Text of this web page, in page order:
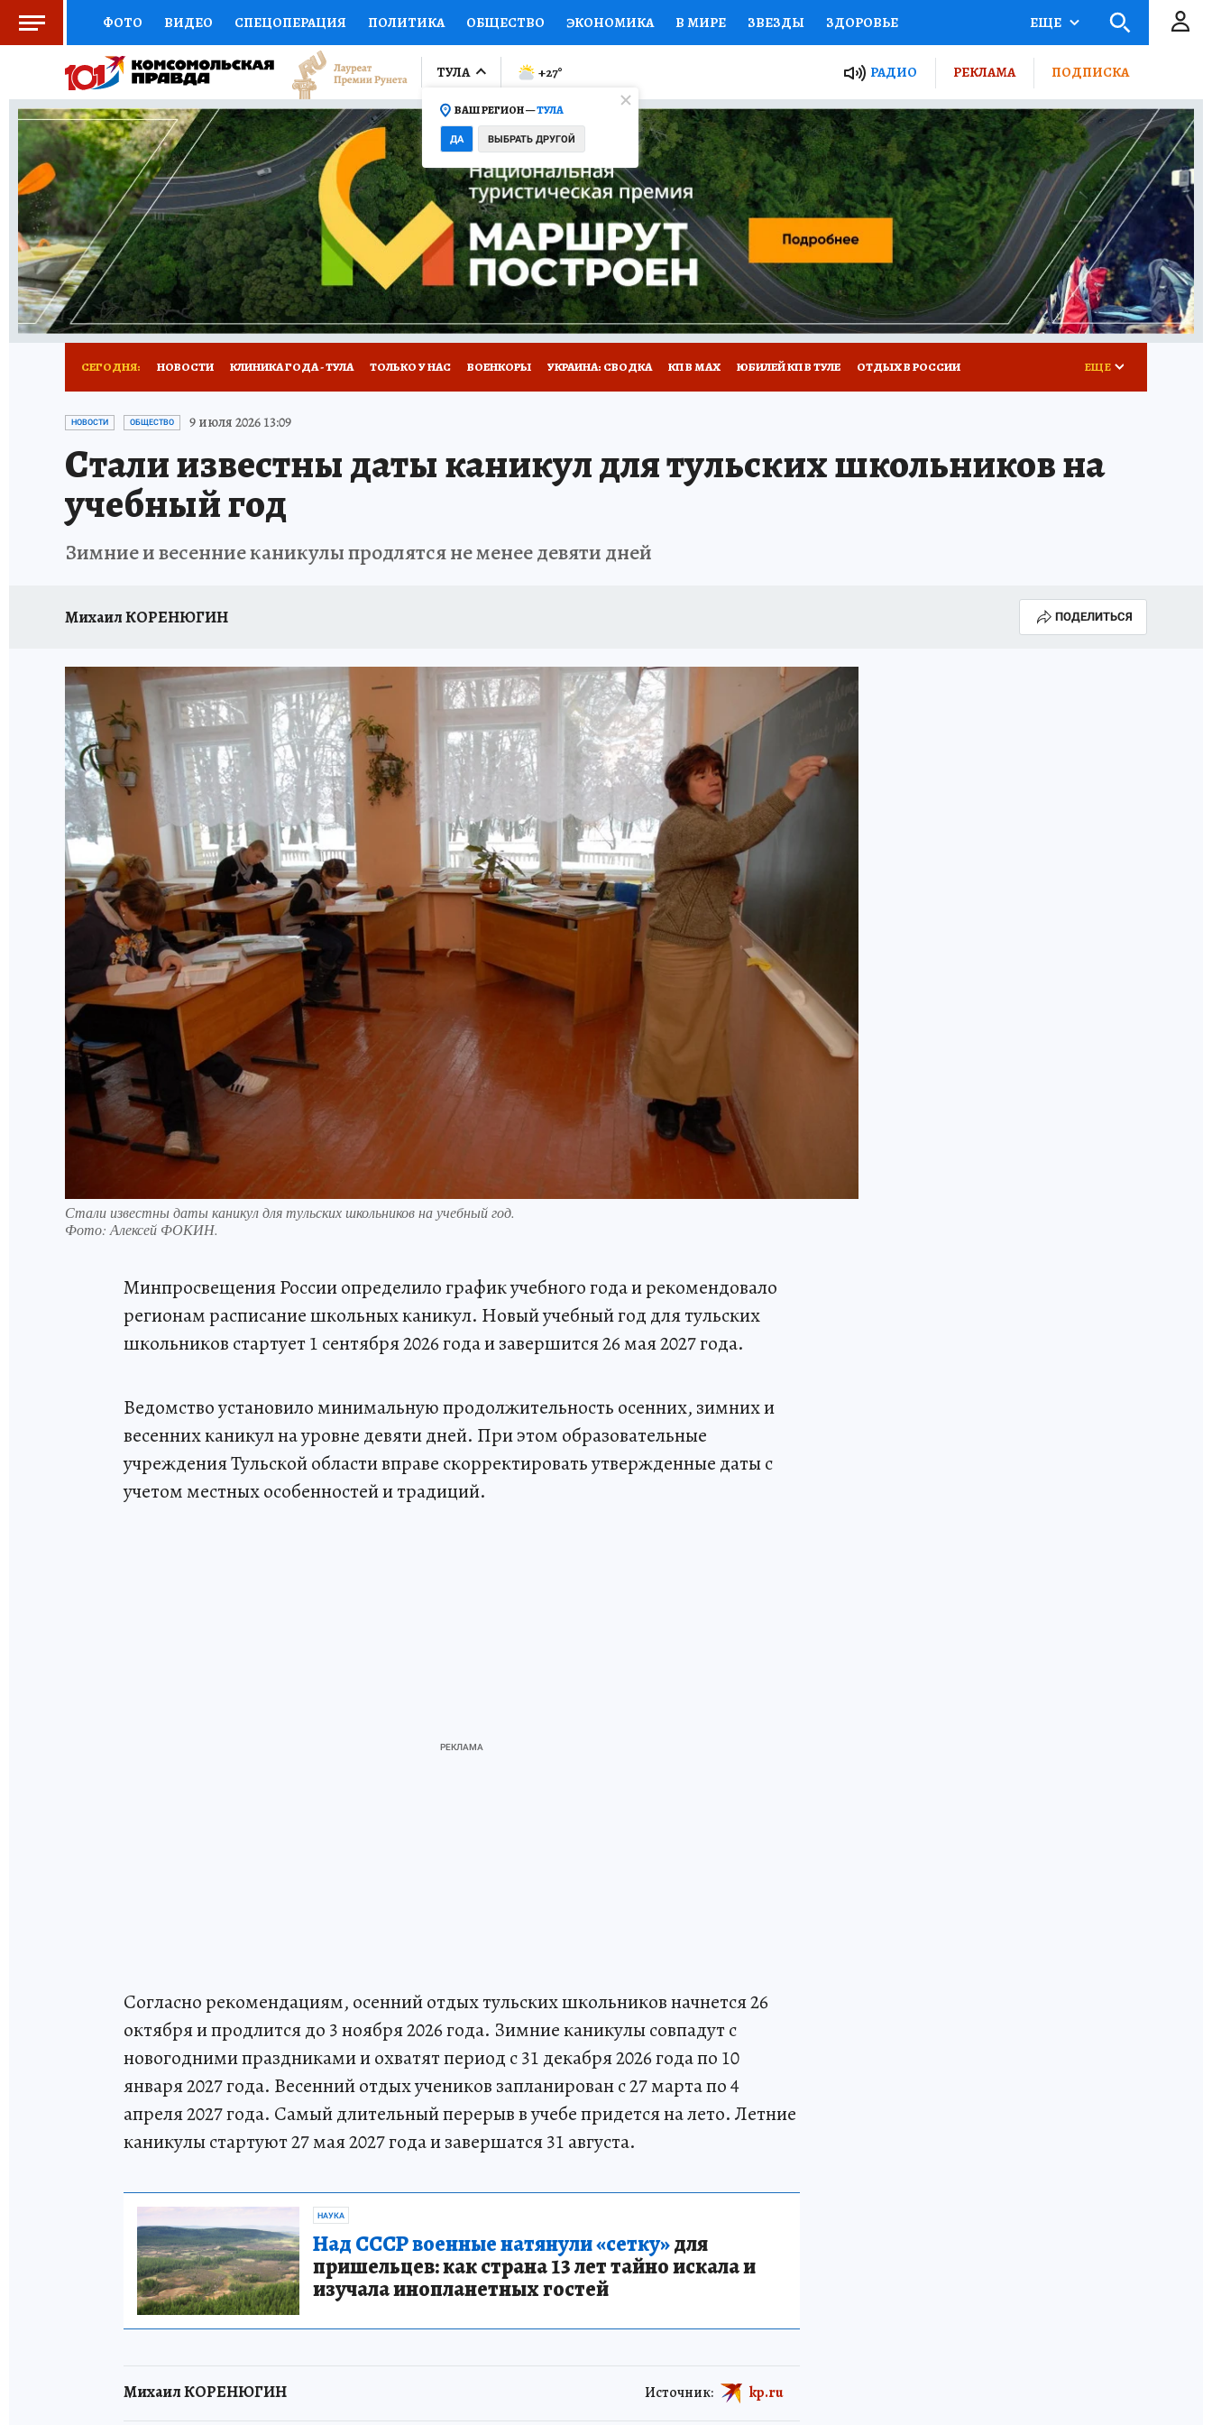
ФОТО ВИДЕО СПЕЦОПЕРАЦИЯ ПОЛИТИКА ОБЩЕСТВО ЭКОНОМИКА В МИРЕ ЗВЕЗДЫ ЗДОРОВЬЕ
СОЦПОДДЕРЖКА НАУКА СПОРТ КОЛУМНИСТЫ ПРОИСШЕСТВИЯ НАЦИОНАЛЬНЫЕ ПРОЕКТЫ РОССИИ
ВЫБОР ЭКСПЕРТОВ ДОКТОР ФИНАНСЫ ОТКРЫВАЕМ МИР СЕМЬЯ ЖЕНСКИЕ СЕКРЕТЫ ПУТЕВОДИТЕЛЬ
КНИЖНАЯ ПОЛКА ПРОГНОЗЫ НА СПОРТ ПРОМОКОДЫ СЕРИАЛЫ СПЕЦПРОЕКТЫ ДЕФИЦИТ ЖЕЛЕЗА ТУРИЗМ
ПРЕСС-ЦЕНТР НЕДВИЖИМОСТЬ ТЕЛЕВИЗОР КОЛЛЕКЦИИ КОНКУРСЫ РАБОТА У НАС ГИД ПОТРЕБИТЕЛЯ ВСЕ О КП
РАДИО КП РЕКЛАМА ТЕСТЫ НОВОЕ НА САЙТЕ
ЕЩЕ
ТУЛА
ВАШ РЕГИОН —ТУЛА
ДА ВЫБРАТЬ ДРУГОЙ
+27° РАДИО РЕКЛАМА ПОДПИСКА
СЕГОДНЯ: НОВОСТИ КЛИНИКА ГОДА - ТУЛА ТОЛЬКО У НАС ВОЕНКОРЫ УКРАИНА: СВОДКА КП В МАХ ЮБИЛЕЙ КП В ТУЛЕ ОТДЫХ В РОССИИ
ЗАПОВЕДНАЯ РОССИЯ
ЕЩЕ
НОВОСТИ ОБЩЕСТВО 9 июля 2026 13:09
Стали известны даты каникул для тульских школьников на
учебный год
Зимние и весенние каникулы продлятся не менее девяти дней
Михаил КОРЕНЮГИН ПОДЕЛИТЬСЯ
Стали известны даты каникул для тульских школьников на учебный год.
Фото:Алексей ФОКИН.
Минпросвещения России определило график учебного года и рекомендовало
регионам расписание школьных каникул. Новый учебный год для тульских
школьников стартует 1 сентября 2026 года и завершится 26 мая 2027 года.
Ведомство установило минимальную продолжительность осенних, зимних и
весенних каникул на уровне девяти дней. При этом образовательные
учреждения Тульской области вправе скорректировать утвержденные даты с
учетом местных особенностей и традиций.
Согласно рекомендациям, осенний отдых тульских школьников начнется 26
октября и продлится до 3 ноября 2026 года. Зимние каникулы совпадут с
новогодними праздниками и охватят период с 31 декабря 2026 года по 10
января 2027 года. Весенний отдых учеников запланирован с 27 марта по 4
апреля 2027 года. Самый длительный перерыв в учебе придется на лето. Летние
каникулы стартуют 27 мая 2027 года и завершатся 31 августа.
НАУКА
Над СССР военные натянули «сетку»для
пришельцев: как страна 13 лет тайно искала и
изучала инопланетных гостей
Михаил КОРЕНЮГИН Источник: kp.ru